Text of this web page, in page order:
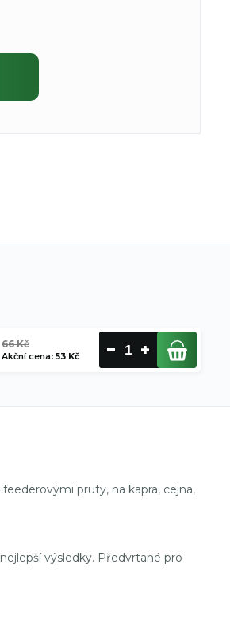
66 Kč
Akční cena: 53 Kč
pruty, na kapra, cejna,
výsledky. Předvrtané pro